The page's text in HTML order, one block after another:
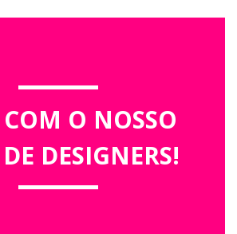
O NOSSO
DESIGNERS!